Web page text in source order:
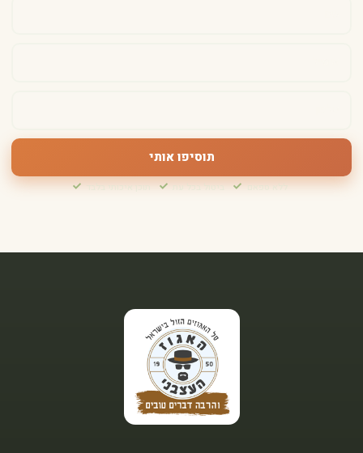
תוסיפו אותי
ללא ספאם ביטול בכל עת תוכן איכותי בלבד